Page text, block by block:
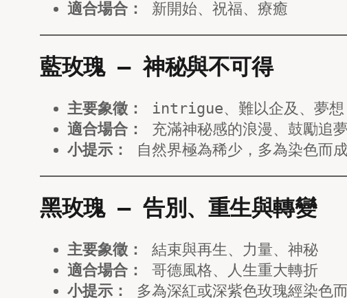
適合場合：
新開始、祝福、療癒
藍玫瑰 — 神秘與不可得
主要象徵：
intrigue、難以企及、夢想
適合場合：
充滿神秘感的浪漫、鼓勵追夢
小提示：
自然界極為稀少，多為染色而成
黑玫瑰 — 告別、重生與轉變
主要象徵：
結束與再生、力量、神秘
適合場合：
哥德風格、人生重大轉折
小提示：
多為深紅或深紫色玫瑰經染色而